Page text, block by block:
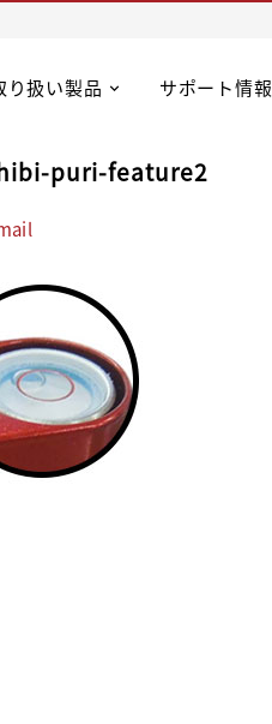
り扱い製品 サポート情報
puri-feature2